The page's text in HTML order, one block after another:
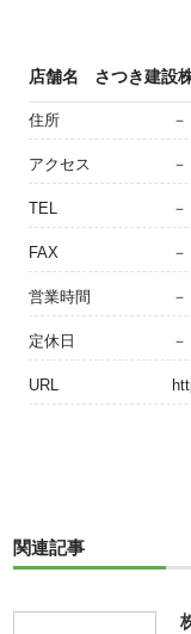
店舗名 さつき建設
住所 －
アクセス －
TEL －
FAX －
営業時間 －
定休日 －
URL
関連記事